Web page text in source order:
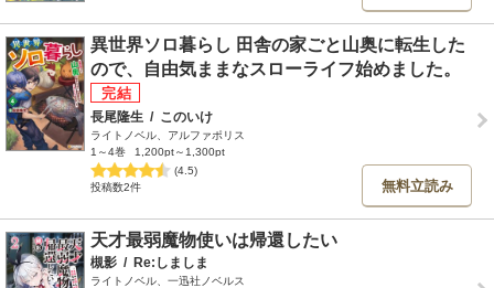
異世界ソロ暮らし 田舎の家ごと山奥に転生した
ので、自由気ままなスローライフ始めました。
長尾隆生 / このいけ
ライトノベル、アルファポリス
1～4巻
1,200pt～1,300pt
(4.5)
投稿数2件
無料立読み
天才最弱魔物使いは帰還したい
槻影 / Re:しましま
ライトノベル、一迅社ノベルス